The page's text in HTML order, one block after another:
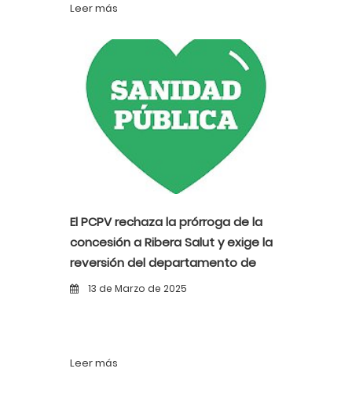
Leer más
El PCPV rechaza la prórroga de la
concesión a Ribera Salut y exige la
reversión del departamento de
salud del Vinalopó al sistema
13 de Marzo de 2025
Leer más